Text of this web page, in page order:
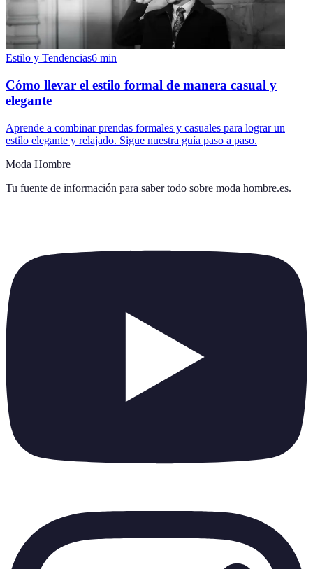
Estilo y Tendencias6 min
Cómo llevar el estilo formal de manera casual y
elegante
Aprende a combinar prendas formales y casuales para lograr un
estilo elegante y relajado. Sigue nuestra guía paso a paso.
Moda Hombre
Tu fuente de información para saber todo sobre moda hombre.es.